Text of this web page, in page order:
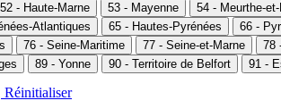
52 - Haute-Marne 53 - Mayenne 54 - Meurthe-
Atlantiques 65 - Hautes-Pyrénées 66 -
76 - Seine-Maritime 77 - Seine-et-Marne 78
89 - Yonne 90 - Territoire de Belfort 91 -
Réinitialiser